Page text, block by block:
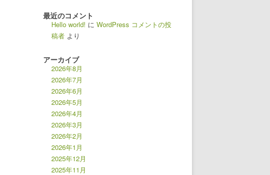
最近のコメント
Hello world! に WordPress コメントの投
稿者 より
アーカイブ
2026年8月
2026年7月
2026年6月
2026年5月
2026年4月
2026年3月
2026年2月
2026年1月
2025年12月
2025年11月